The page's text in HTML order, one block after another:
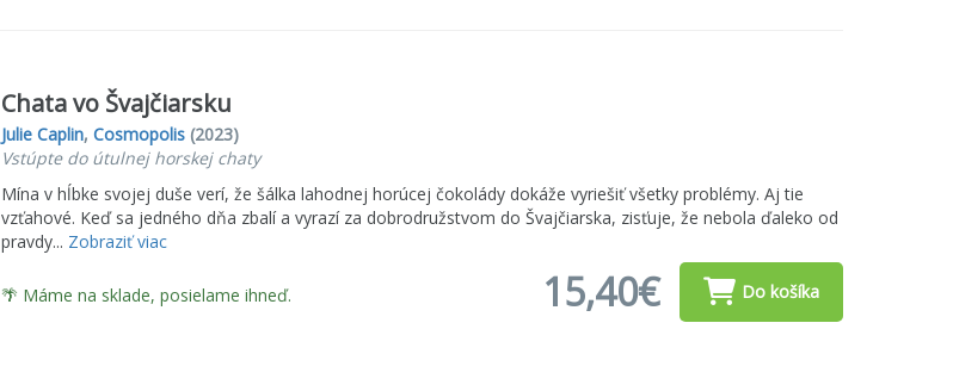
Chata vo Švajčiarsku
Julie Caplin, Cosmopolis(2023)
Vstúpte do útulnej horskej chaty
Mína v hĺbke svojej duše verí, že šálka lahodnej horúcej čokolády dokáže vyriešiť všetky problémy. Aj tie
vzťahové. Keď sa jedného dňa zbalí a vyrazí za dobrodružstvom do Švajčiarska, zisťuje, že nebola ďaleko od
pravdy... Zobraziť viac
🌴 Máme na sklade, posielame ihneď. 15,40€ Do košíka